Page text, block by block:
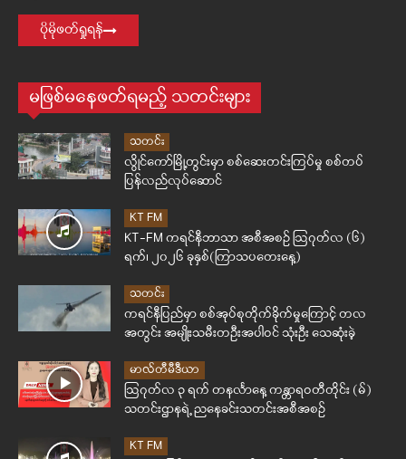
ပိုမိုဖတ်ရှုရန်
မဖြစ်မနေဖတ်ရမည့် သတင်းများ
သတင်း
လွိုင်ကော်မြို့တွင်းမှာ စစ်ဆေးတင်းကြပ်မှု စစ်တပ်
ပြန်လည်လုပ်ဆောင်
KT FM
KT-FM ကရင်နီဘာသာ အစီအစဉ် ဩဂုတ်လ (၆)
ရက်၊ ၂၀၂၆ ခုနှစ်(ကြာသပတေးနေ့)
သတင်း
ကရင်နီပြည်မှာ စစ်အုပ်စုတိုက်ခိုက်မှုကြောင့် တလ
အတွင်း အမျိုးသမီးတဦးအပါဝင် သုံးဦး သေဆုံးခဲ့
မာလ်တီမီဒီယာ
ဩဂုတ်လ ၃ ရက် တနင်္လာနေ့ ကန္တာရဝတီတိုင်း (မ်)
သတင်းဌာနရဲ့ ညနေခင်းသတင်းအစီအစဉ်
KT FM